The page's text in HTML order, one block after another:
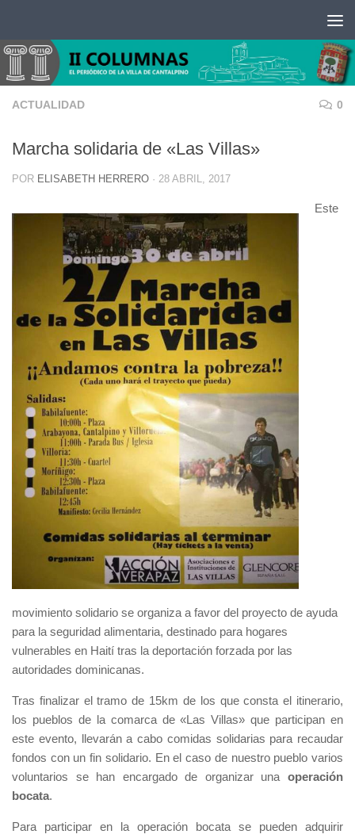
ACTUALIDAD 0
Marcha solidaria de «Las Villas»
POR ELISABETH HERRERO · 28 ABRIL, 2017
Este
movimiento solidario se organiza a favor del proyecto de ayuda
para la seguridad alimentaria, destinado para hogares
vulnerables en Haití tras la deportación forzada por las
autoridades dominicanas.
Tras finalizar el tramo de 15km de los que consta el itinerario,
los pueblos de la comarca de «Las Villas» que participan en
este evento, llevarán a cabo comidas solidarias para recaudar
fondos con un fin solidario. En el caso de nuestro pueblo varios
voluntarios se han encargado de organizar una operación
bocata.
Para participar en la operación bocata se pueden adquirir